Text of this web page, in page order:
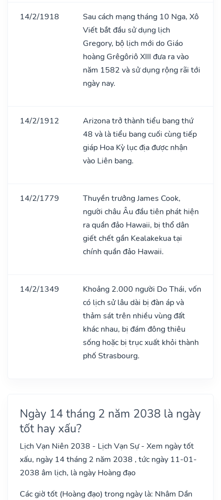
14/2/1918
Sau cách mạng tháng 10 Nga, Xô
Viết bắt đầu sử dụng lịch
Gregory, bộ lịch mới do Giáo
hoàng Grêgôriô XIII đưa ra vào
năm 1582 và sử dụng rộng rãi tới
ngày nay.
14/2/1912
Arizona trở thành tiểu bang thứ
48 và là tiểu bang cuối cùng tiếp
giáp Hoa Kỳ lục địa được nhận
vào Liên bang.
14/2/1779
Thuyền trưởng James Cook,
người châu Âu đầu tiên phát hiện
ra quần đảo Hawaii, bị thổ dân
giết chết gần Kealakekua tại
chính quần đảo Hawaii.
14/2/1349
Khoảng 2.000 người Do Thái, vốn
có lịch sử lâu dài bị đàn áp và
thảm sát trên nhiều vùng đất
khác nhau, bị đám đông thiêu
sống hoặc bị trục xuất khỏi thành
phố Strasbourg.
Ngày 14 tháng 2 năm 2038 là ngày
tốt hay xấu?
Lịch Vạn Niên 2038 - Lịch Vạn Sự - Xem ngày tốt
xấu, ngày 14 tháng 2 năm 2038 , tức ngày 11-01-
2038 âm lịch, là ngày Hoàng đạo
Các giờ tốt (Hoàng đạo) trong ngày là: Nhâm Dần